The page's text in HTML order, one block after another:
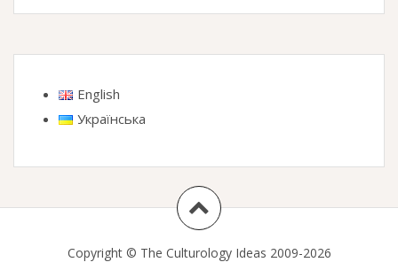
English
Українська
Copyright © The Culturology Ideas 2009-2026